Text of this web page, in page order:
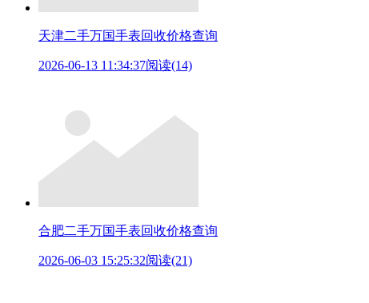
天津二手万国手表回收价格查询
2026-06-13 11:34:37阅读(14)
合肥二手万国手表回收价格查询
2026-06-03 15:25:32阅读(21)